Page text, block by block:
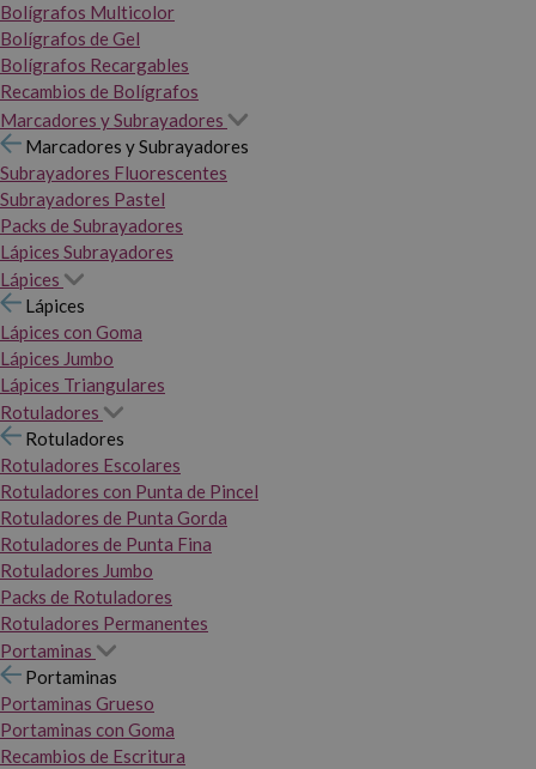
Bolígrafos Multicolor
Bolígrafos de Gel
Bolígrafos Recargables
Recambios de Bolígrafos
Marcadores y Subrayadores
Marcadores y Subrayadores
Subrayadores Fluorescentes
Subrayadores Pastel
Packs de Subrayadores
Lápices Subrayadores
Lápices
Lápices
Lápices con Goma
Lápices Jumbo
Lápices Triangulares
Rotuladores
Rotuladores
Rotuladores Escolares
Rotuladores con Punta de Pincel
Rotuladores de Punta Gorda
Rotuladores de Punta Fina
Rotuladores Jumbo
Packs de Rotuladores
Rotuladores Permanentes
Portaminas
Portaminas
Portaminas Grueso
Portaminas con Goma
Recambios de Escritura